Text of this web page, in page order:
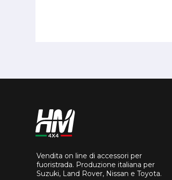
Vendita on line di accessori per
fuoristrada. Produzione italiana per
Suzuki, Land Rover, Nissan e Toyota.